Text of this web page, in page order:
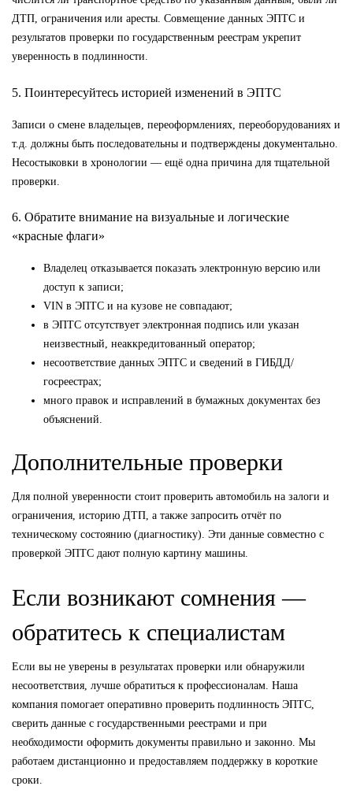
ДТП, ограничения или аресты. Совмещение данных ЭПТС и
результатов проверки по государственным реестрам укрепит
уверенность в подлинности.
5. Поинтересуйтесь историей изменений в ЭПТС
Записи о смене владельцев, переоформлениях, переоборудованиях и
т.д. должны быть последовательны и подтверждены документально.
Несостыковки в хронологии — ещё одна причина для тщательной
проверки.
6. Обратите внимание на визуальные и логические
«красные флаги»
Владелец отказывается показать электронную версию или
доступ к записи;
VIN в ЭПТС и на кузове не совпадают;
в ЭПТС отсутствует электронная подпись или указан
неизвестный, неаккредитованный оператор;
несоответствие данных ЭПТС и сведений в ГИБДД/
госреестрах;
много правок и исправлений в бумажных документах без
объяснений.
Дополнительные проверки
Для полной уверенности стоит проверить автомобиль на залоги и
ограничения, историю ДТП, а также запросить отчёт по
техническому состоянию (диагностику). Эти данные совместно с
проверкой ЭПТС дают полную картину машины.
Если возникают сомнения —
обратитесь к специалистам
Если вы не уверены в результатах проверки или обнаружили
несоответствия, лучше обратиться к профессионалам. Наша
компания помогает оперативно проверить подлинность ЭПТС,
сверить данные с государственными реестрами и при
необходимости оформить документы правильно и законно. Мы
работаем дистанционно и предоставляем поддержку в короткие
сроки.